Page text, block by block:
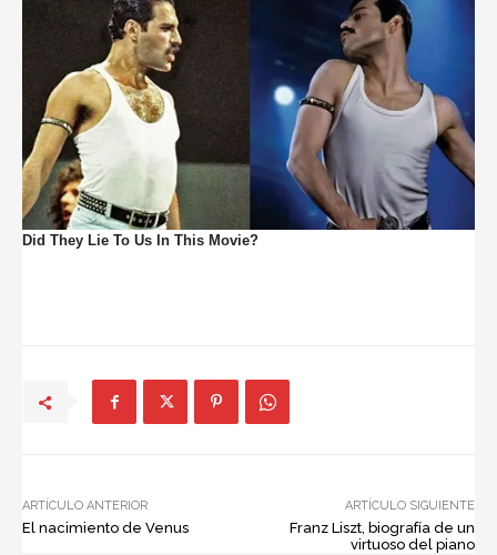
ARTÍCULO ANTERIOR
El nacimiento de Venus
ARTÍCULO SIGUIENTE
Franz Liszt, biografía de un
virtuoso del piano